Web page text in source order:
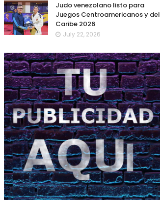
Judo venezolano listo para
Juegos Centroamericanos y del
Caribe 2026
July 22, 2026